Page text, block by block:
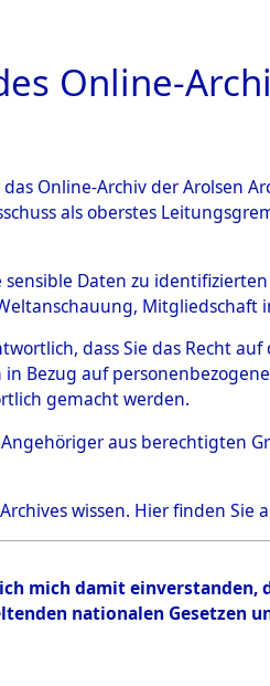
ARCHIVALE
0030
Person
Online-
Online-Archiv der
als oberstes
sensible Daten zu
dass Sie das Recht
Bezug auf
gemacht werden.
Angehöriger aus
wissen. Hierfinden Sie
mich damit einverstanden,
nationalen Gesetzen